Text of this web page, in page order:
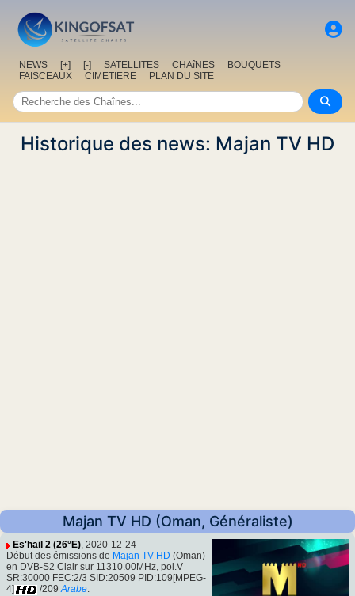
NEWS [+] [-] SATELLITES CHAîNES
BOUQUETS
FAISCEAUX
CIMETIERE PLAN DU SITE
Historique des news: Majan TV HD
Majan TV HD (Oman, Généraliste)
Es'hail 2 (26°E), 2020-12-24
Début des émissions de Majan TV HD (Oman)
en DVB-S2 Clair sur 11310.00MHz, pol.V
SR:30000 FEC:2/3 SID:20509 PID:109[MPEG-
4]
/209 Arabe.